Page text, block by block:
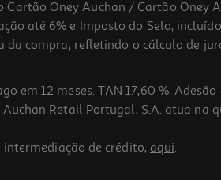
Cartão Oney Auchan / Cartão
até 6% e Imposto do Selo,
compra, refletindo o cálculo de
em 12 meses. TAN 17,60 %.
Retail Portugal, S.A. atua
de crédito, aqui.